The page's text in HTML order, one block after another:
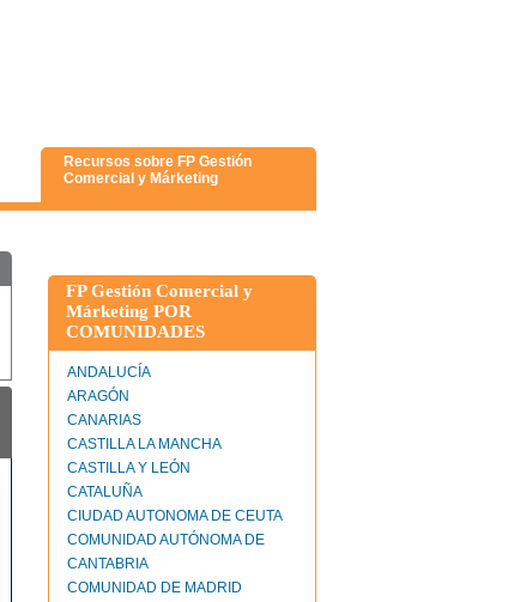
Recursos sobre FP Gestión
Comercial y Márketing
FP Gestión Comercial y
Márketing POR
COMUNIDADES
ANDALUCÍA
ARAGÓN
CANARIAS
CASTILLA LA MANCHA
CASTILLA Y LEÓN
CATALUÑA
CIUDAD AUTONOMA DE CEUTA
COMUNIDAD AUTÓNOMA DE
CANTABRIA
COMUNIDAD DE MADRID